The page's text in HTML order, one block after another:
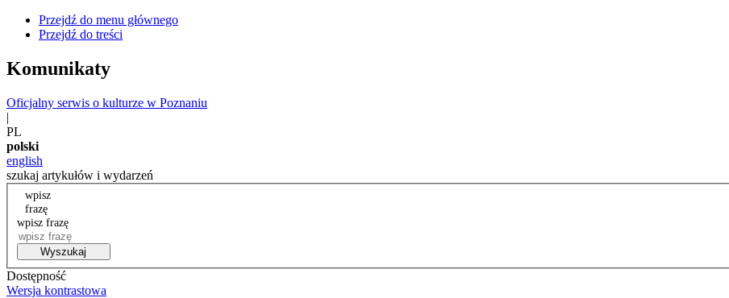
Przejdź do menu głównego
Przejdź do treści
Komunikaty
Oficjalny serwis o kulturze w Poznaniu
|
PL
polski
english
szukaj artykułów i wydarzeń
wpisz
frazę
wpisz frazę
Wyszukaj
Dostępność
Wersja kontrastowa